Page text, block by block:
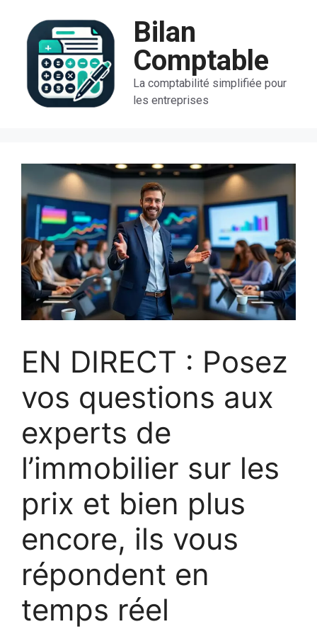
contenu
Bilan
Comptable
La comptabilité simplifiée pour
les entreprises
EN DIRECT : Posez
vos questions aux
experts de
l’immobilier sur les
prix et bien plus
encore, ils vous
répondent en
temps réel